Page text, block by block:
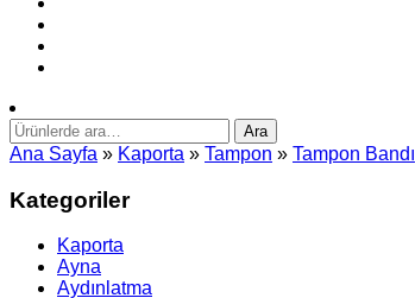
Ara: Ara
Ana Sayfa » Kaporta » Tampon » Tampon Bandı
Kategoriler
Kaporta
Ayna
Aydınlatma